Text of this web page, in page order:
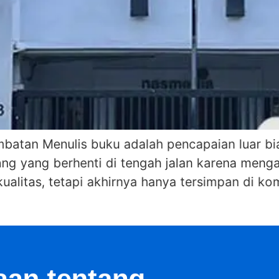
Menulis buku adalah pencapaian luar
yang berhenti di tengah jalan karena
tetapi akhirnya hanya tersimpan di